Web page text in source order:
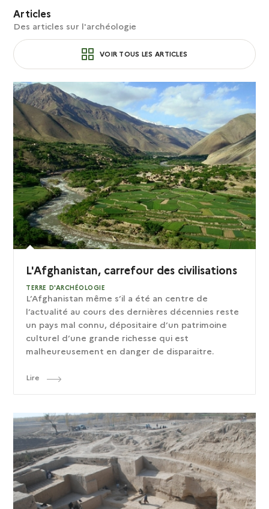
Articles
Des articles sur l'archéologie
VOIR TOUS LES ARTICLES
L'Afghanistan, carrefour des civilisations
TERRE D'ARCHÉOLOGIE
L’Afghanistan même s’il a été an centre de
l’actualité au cours des dernières décennies reste
un pays mal connu, dépositaire d’un patrimoine
culturel d’une grande richesse qui est
malheureusement en danger de disparaitre.
Lire